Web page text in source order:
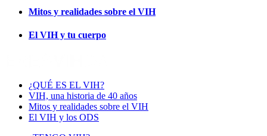
Mitos y realidades sobre el VIH
El VIH y tu cuerpo
¿QUÉ ES EL VIH?
VIH, una historia de 40 años
Mitos y realidades sobre el VIH
El VIH y los ODS